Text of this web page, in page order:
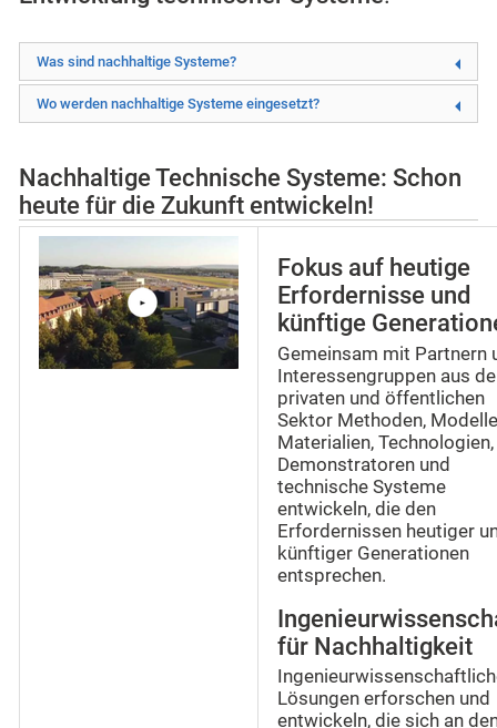
Was sind nachhaltige Systeme?
Wo werden nachhaltige Systeme eingesetzt?
Nachhaltige Technische Systeme: Schon
heute für die Zukunft entwickeln!
Fokus auf heutige
Erfordernisse und
künftige
Gemeinsam mit Partnern
Interessengruppen aus
privaten und öffentlichen
Sektor Methoden,
Materialien, Technologien,
Demonstratoren und
technische Systeme
entwickeln, die den
Erfordernissen heutiger
künftiger Generationen
entsprechen.
für Nachhaltigkeit
Lösungen erforschen und
entwickeln, die sich an